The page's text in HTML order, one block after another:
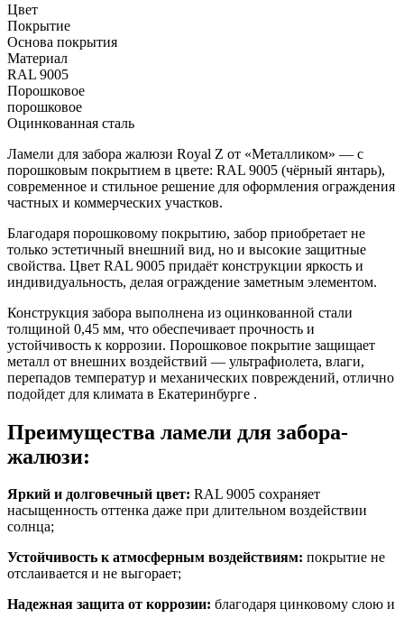
Цвет
Покрытие
Основа покрытия
Материал
RAL 9005
Порошковое
порошковое
Оцинкованная сталь
Ламели для забора жалюзи Royal Z от «Металликом» — с
порошковым покрытием в цвете: RAL 9005 (чёрный янтарь),
современное и стильное решение для оформления ограждения
частных и коммерческих участков.
Благодаря порошковому покрытию, забор приобретает не
только эстетичный внешний вид, но и высокие защитные
свойства. Цвет RAL 9005 придаёт конструкции яркость и
индивидуальность, делая ограждение заметным элементом.
Конструкция забора выполнена из оцинкованной стали
толщиной 0,45 мм, что обеспечивает прочность и
устойчивость к коррозии. Порошковое покрытие защищает
металл от внешних воздействий — ультрафиолета, влаги,
перепадов температур и механических повреждений, отлично
подойдет для климата в Екатеринбурге .
Преимущества ламели для забора-
жалюзи:
Яркий и долговечный цвет: RAL 9005 сохраняет
насыщенность оттенка даже при длительном воздействии
солнца;
Устойчивость к атмосферным воздействиям: покрытие не
отслаивается и не выгорает;
Надежная защита от коррозии: благодаря цинковому слою и